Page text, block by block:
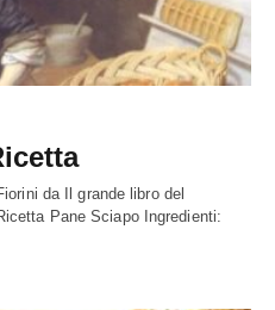
da Il grande libro del
Pane Sciapo Ingredienti: